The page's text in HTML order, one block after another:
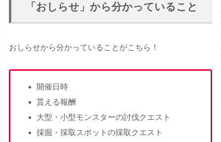
「おしらせ」から分かっていること
おしらせから分かっていることがこちら！
開催日時
貰える報酬
大型・小型モンスターの討伐クエスト
採掘・採取スポットの採取クエスト